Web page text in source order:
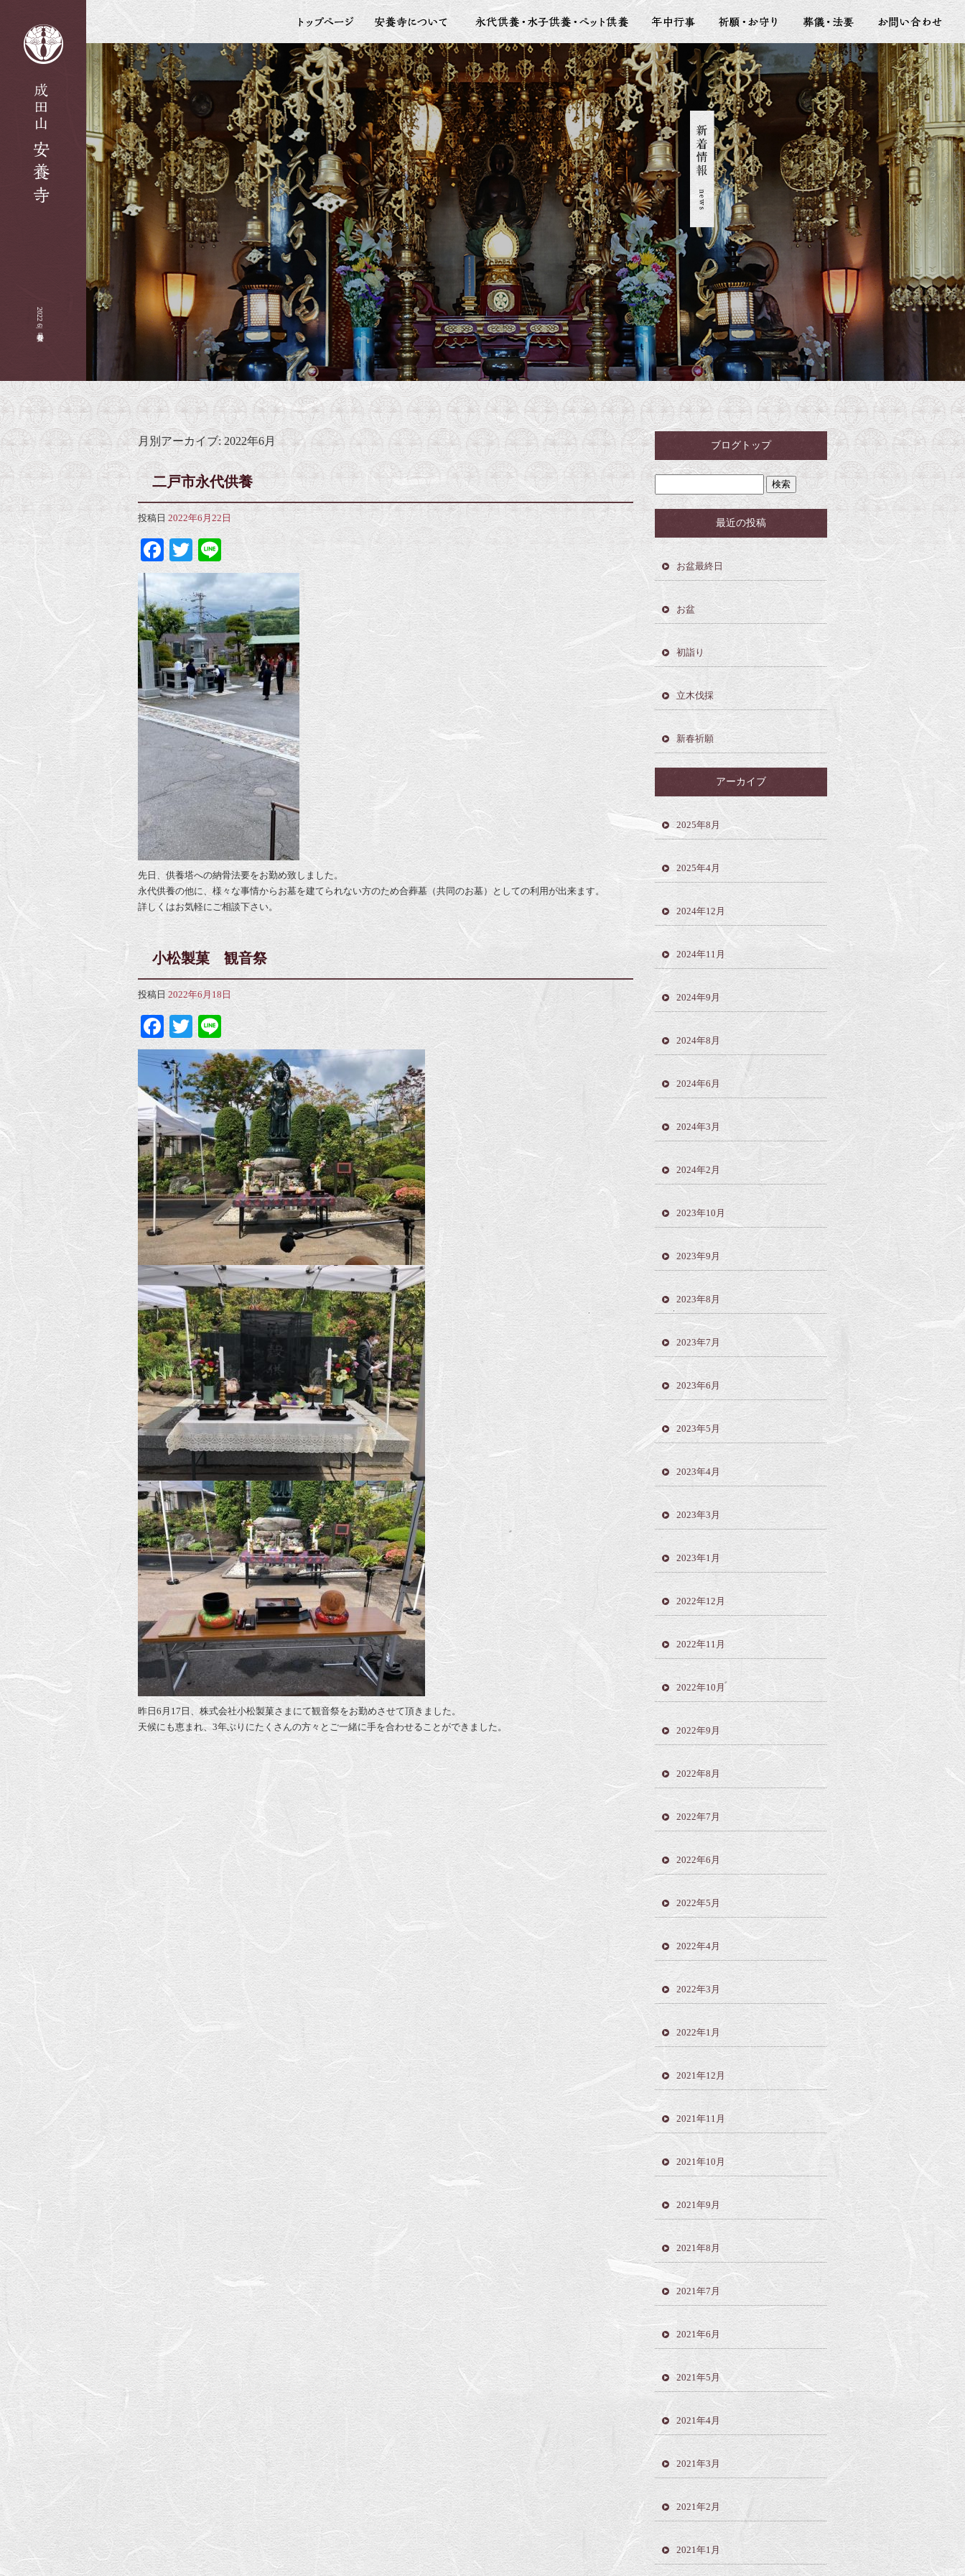
2022 6月|安養寺
月別アーカイブ:2022年6月
二戸市永代供養
投稿日 2022年6月22日
Facebook
Twitter
Line
先日、供養塔への納骨法要をお勤め致しました。
永代供養の他に、様々な事情からお墓を建てられない方のため合葬墓（共同のお墓）としての利用が出来ます。
詳しくはお気軽にご相談下さい。
小松製菓 観音祭
投稿日 2022年6月18日
Facebook
Twitter
Line
昨日6月17日、株式会社小松製菓さまにて観音祭をお勤めさせて頂きました。
天候にも恵まれ、3年ぶりにたくさんの方々とご一緒に手を合わせることができました。
ブログトップ
最近の投稿
お盆最終日
お盆
初詣り
立木伐採
新春祈願
アーカイブ
2025年8月
2025年4月
2024年12月
2024年11月
2024年9月
2024年8月
2024年6月
2024年3月
2024年2月
2023年10月
2023年9月
2023年8月
2023年7月
2023年6月
2023年5月
2023年4月
2023年3月
2023年1月
2022年12月
2022年11月
2022年10月
2022年9月
2022年8月
2022年7月
2022年6月
2022年5月
2022年4月
2022年3月
2022年1月
2021年12月
2021年11月
2021年10月
2021年9月
2021年8月
2021年7月
2021年6月
2021年5月
2021年4月
2021年3月
2021年2月
2021年1月